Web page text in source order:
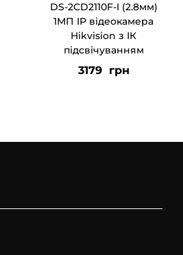
DS-2CD2110F-I (2.8мм)
1МП IP відеокамера
Hikvision з ІК
підсвічуванням
3179 грн